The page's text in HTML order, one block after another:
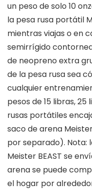
un peso de solo 10
la pesa rusa portátil
mientras viajas o en
semirrígido
de neopreno extra
de la pesa rusa sea
cualquier
pesos de 15 libras,
rusas portátiles
saco de arena
por separado). Nota:
Meister BEAST se
arena se puede
el hogar por